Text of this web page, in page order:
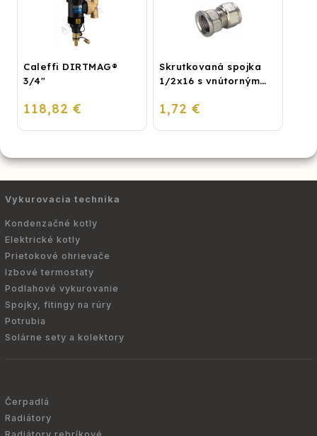
Caleffi DIRTMAG®
3/4"
118,82 €
Skrutkovaná spojka
1/2x16 s vnútorným
1,72 €
Vykurovacia technika
Kondenzačné kotly
Elektrické kotly
Prietokové ohrievače
Izbové termostaty
Podlahové vykurovanie
Spojky, fitingy na rúry
Potrubia
Solárne sety a kolektory
Čerpadlá
Radiátory